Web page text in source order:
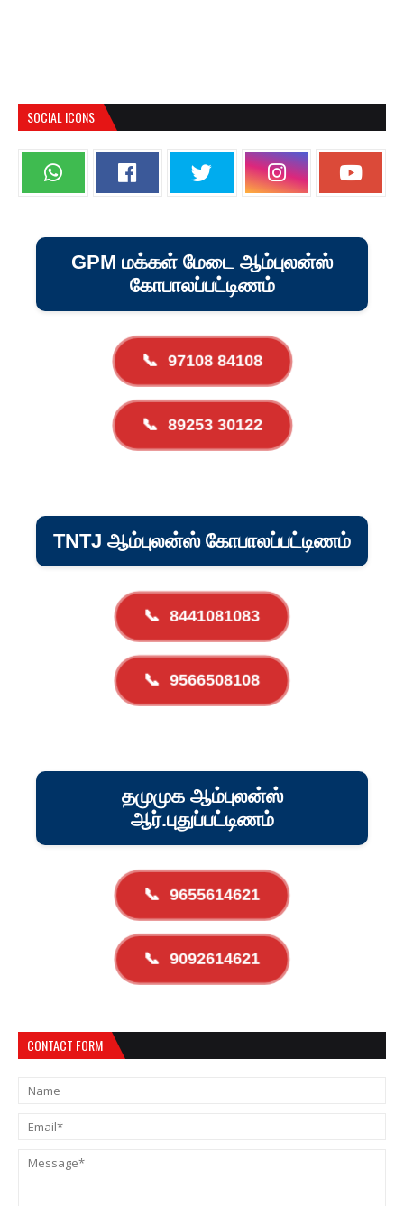
SOCIAL ICONS
GPM மக்கள் மேடை ஆம்புலன்ஸ்
கோபாலப்பட்டிணம்
📞 97108 84108
📞 89253 30122
TNTJ ஆம்புலன்ஸ் கோபாலப்பட்டிணம்
📞 8441081083
📞 9566508108
தமுமுக ஆம்புலன்ஸ்
ஆர்.புதுப்பட்டிணம்
📞 9655614621
📞 9092614621
CONTACT FORM